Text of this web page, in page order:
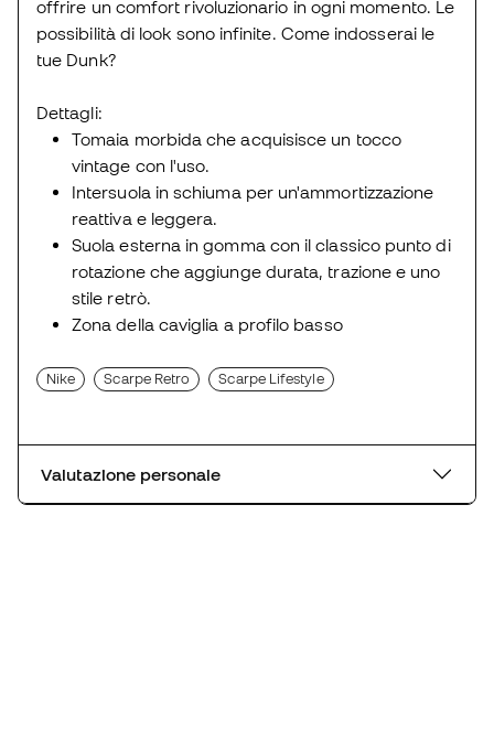
offrire un comfort rivoluzionario in ogni momento. Le
possibilità di look sono infinite. Come indosserai le
tue Dunk?
Dettagli:
Tomaia morbida che acquisisce un tocco
vintage con l'uso.
Intersuola in schiuma per un'ammortizzazione
reattiva e leggera.
Suola esterna in gomma con il classico punto di
rotazione che aggiunge durata, trazione e uno
stile retrò.
Zona della caviglia a profilo basso
Nike Scarpe Retro Scarpe Lifestyle
Valutazione personale